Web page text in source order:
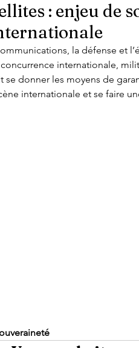
: enjeu de
la défense et
internationale,
se donner les moyens de
internationale et se faire